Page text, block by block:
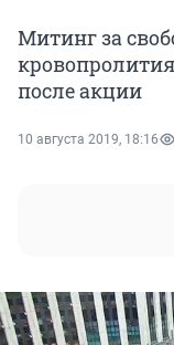
Митинг за
после акции
10 августа 2019, 18:16